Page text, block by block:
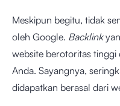
Meskipun begitu, tidak
oleh Google. Backlink
website berotoritas
Anda. Sayangnya,
didapatkan berasal dari